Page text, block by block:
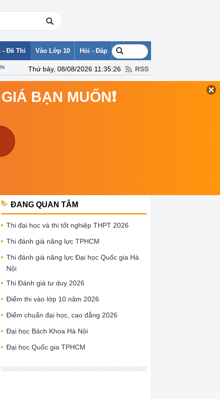
- Đề Thi Vào Lớp 10 Hỏi - Đáp
Thứ bảy, 08/08/2026 11:35:26 RSS
BẠN MUỐN❗
ĐANG QUAN TÂM
Thi đại học và thi tốt nghiệp THPT 2026
Thi đánh giá năng lực TPHCM
Thi đánh giá năng lực Đại học Quốc gia Hà
Nội
Thi Đánh giá tư duy 2026
Điểm thi vào lớp 10 năm 2026
Điểm chuẩn đại học, cao đẳng 2026
Đại học Bách Khoa Hà Nội
Đại học Quốc gia TPHCM